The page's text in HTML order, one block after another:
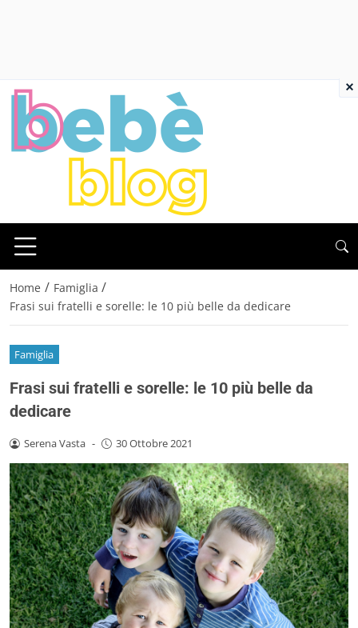
Home / Famiglia /
Frasi sui fratelli e sorelle: le 10 più belle da dedicare
Famiglia
Frasi sui fratelli e sorelle: le 10 più belle da
dedicare
Serena Vasta - 30 Ottobre 2021
×